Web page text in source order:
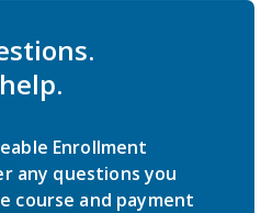
Enrollment
any questions you
course and payment